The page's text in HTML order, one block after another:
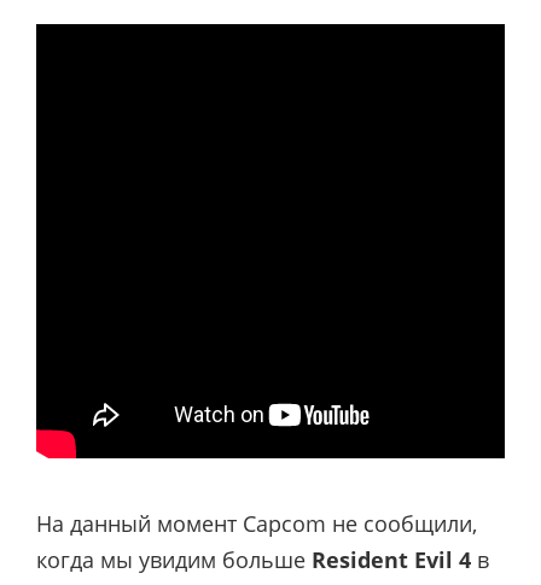
На данный момент Capcom не сообщили,
когда мы увидим больше Resident Evil 4 в